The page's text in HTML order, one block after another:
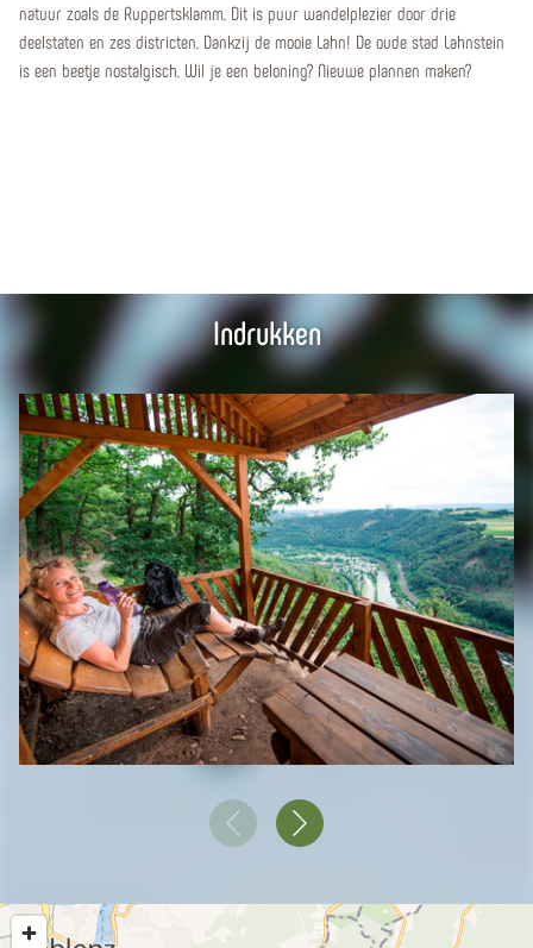
natuur zoals de Ruppertsklamm. Dit is puur wandelplezier door drie
deelstaten en zes districten. Dankzij de mooie Lahn! De oude stad Lahnstein
is een beetje nostalgisch. Wil je een beloning? Nieuwe plannen maken?
Indrukken